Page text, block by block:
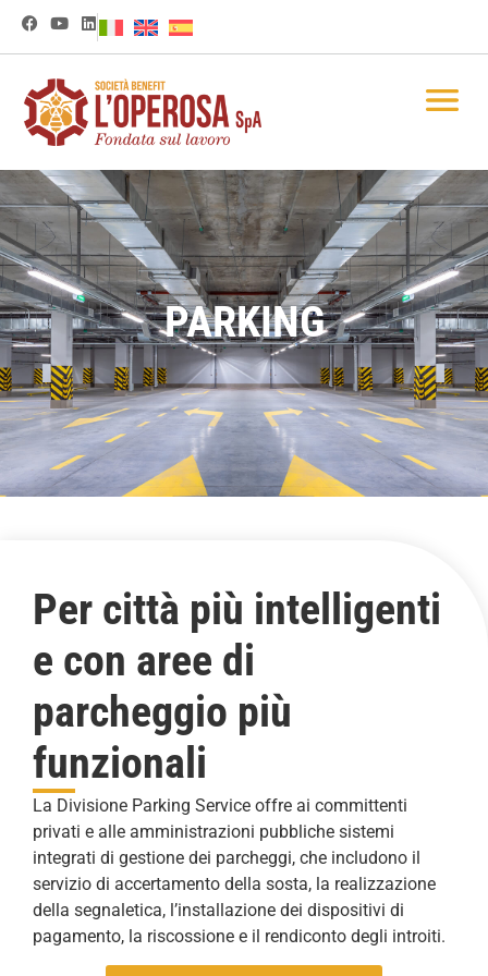
PARKING
Per città più intelligenti
e con aree di
parcheggio più
funzionali
La Divisione Parking Service offre ai committenti
privati e alle amministrazioni pubbliche sistemi
integrati di gestione dei parcheggi, che includono il
servizio di accertamento della sosta, la realizzazione
della segnaletica, l’installazione dei dispositivi di
pagamento, la riscossione e il rendiconto degli introiti.